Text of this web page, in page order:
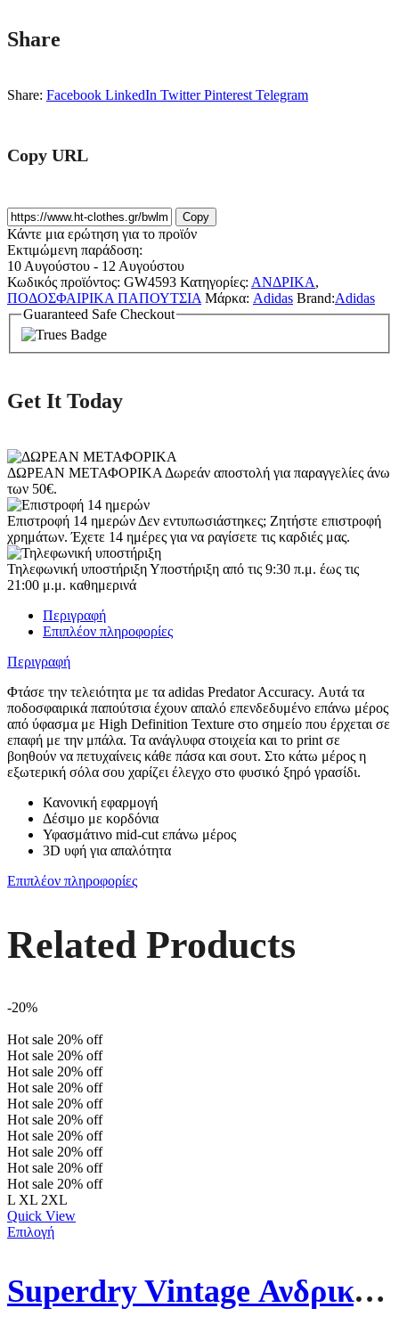
Share
Share: Facebook LinkedIn Twitter Pinterest Telegram
Copy URL
Copy
Κάντε μια ερώτηση για το προϊόν
Εκτιμώμενη παράδοση:
10 Αυγούστου - 12 Αυγούστου
Κωδικός προϊόντος: GW4593 Κατηγορίες: ΑΝΔΡΙΚΑ,
ΠΟΔΟΣΦΑΙΡΙΚΑ ΠΑΠΟΥΤΣΙΑ Μάρκα: Adidas Brand:Adidas
Guaranteed Safe Checkout
Get It Today
ΔΩΡΕΑΝ ΜΕΤΑΦΟΡΙΚΑ Δωρεάν αποστολή για παραγγελίες άνω
των 50€.
Επιστροφή 14 ημερών Δεν εντυπωσιάστηκες; Ζητήστε επιστροφή
χρημάτων. Έχετε 14 ημέρες για να ραγίσετε τις καρδιές μας.
Τηλεφωνική υποστήριξηΥποστήριξη από τις 9:30 π.μ. έως τις
21:00 μ.μ. καθημερινά
Περιγραφή
Επιπλέον πληροφορίες
Περιγραφή
Φτάσε την τελειότητα με τα adidas Predator Accuracy. Αυτά τα
ποδοσφαιρικά παπούτσια έχουν απαλό επενδεδυμένο επάνω μέρος
από ύφασμα με High Definition Texture στο σημείο που έρχεται σε
επαφή με την μπάλα. Τα ανάγλυφα στοιχεία και το print σε
βοηθούν να πετυχαίνεις κάθε πάσα και σουτ. Στο κάτω μέρος η
εξωτερική σόλα σου χαρίζει έλεγχο στο φυσικό ξηρό γρασίδι.
Κανονική εφαρμογή
Δέσιμο με κορδόνια
Υφασμάτινο mid-cut επάνω μέρος
3D υφή για απαλότητα
Επιπλέον πληροφορίες
Related Products
-20%
Hot sale 20% off
Hot sale 20% off
Hot sale 20% off
Hot sale 20% off
Hot sale 20% off
Hot sale 20% off
Hot sale 20% off
Hot sale 20% off
Hot sale 20% off
Hot sale 20% off
L XL 2XL
Quick View
Επιλογή
Superdry Vintage Ανδρικό Πουλόβερ M6110293A-XUC Γκρι